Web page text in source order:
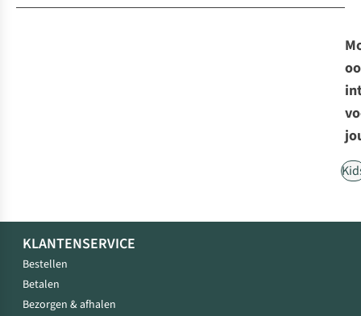
KLANTENSERVICE
Bestellen
Betalen
Bezorgen & afhalen